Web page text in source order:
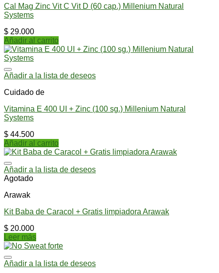
Cal Mag Zinc Vit C Vit D (60 cap.) Millenium Natural
Systems
$ 29.000
Añadir al carrito
Añadir a la lista de deseos
Cuidado de
Vitamina E 400 UI + Zinc (100 sg.) Millenium Natural
Systems
$ 44.500
Añadir al carrito
Añadir a la lista de deseos
Agotado
Arawak
Kit Baba de Caracol + Gratis limpiadora Arawak
$ 20.000
Leer más
Añadir a la lista de deseos